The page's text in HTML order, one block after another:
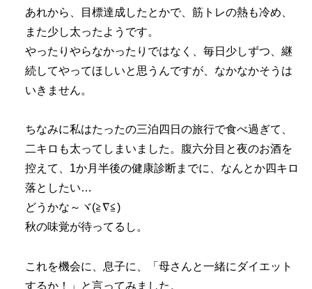
あれから、目標達成したとかで、筋トレの熱も冷め、
また少し太ったようです。
やったりやらなかったりではなく、毎日少しずつ、継
続してやってほしいと思うんですが、なかなかそうは
いきません。
ちなみに私はたったの三泊四日の旅行で食べ過ぎて、
二キロも太ってしまいました。腹六分目と夜のお酒を
控えて、1か月半後の健康診断までに、なんとか四キロ
落としたい…
どうかな～ヾ(≧∇≦)
秋の味覚が待ってるし。
これを機会に、息子に、「母さんと一緒にダイエット
するか！」と言ってみました。